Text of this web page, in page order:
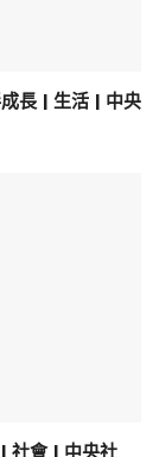
長 | 生活 | 中央
社會 | 中央社